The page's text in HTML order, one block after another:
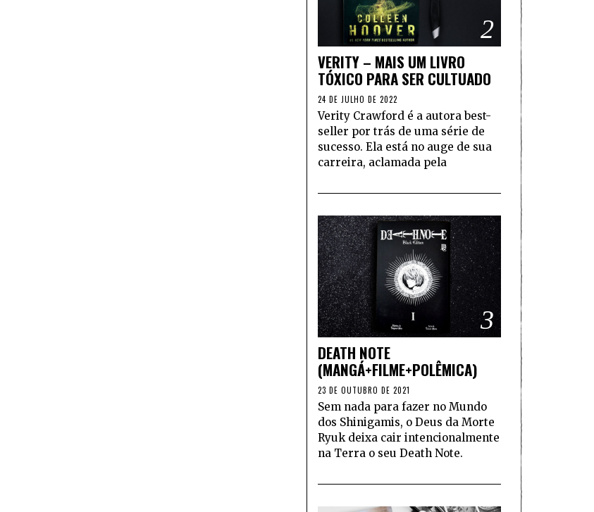
2
VERITY – MAIS UM LIVRO
TÓXICO PARA SER CULTUADO
24 DE JULHO DE 2022
Verity Crawford é a autora best-
seller por trás de uma série de
sucesso. Ela está no auge de sua
carreira, aclamada pela
3
DEATH NOTE
(MANGÁ+FILME+POLÊMICA)
23 DE OUTUBRO DE 2021
Sem nada para fazer no Mundo
dos Shinigamis, o Deus da Morte
Ryuk deixa cair intencionalmente
na Terra o seu Death Note.